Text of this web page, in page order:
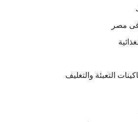
مصر
التعبئة والتغليف